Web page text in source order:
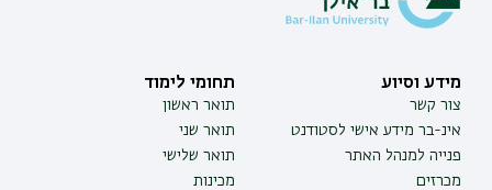
מידע וסיוע
צור קשר
אינ-בר מידע אישי לסטודנט
פנייה למנהל האתר
מכרזים
תחומי לימוד
תואר ראשון
תואר שני
תואר שלישי
מכינות